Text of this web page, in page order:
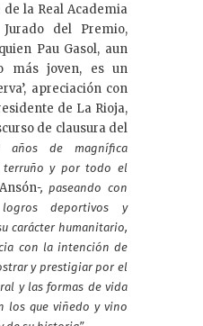
la Real Academia
del Premio,
Pau Gasol, aun
más joven, es un
apreciación con
de La Rioja,
de clausura del
años de magnífica
terruño y por todo el
-, paseando con
deportivos y
carácter humanitario,
con la intención de
y prestigiar por el
y las formas de vida
los que viñedo y vino